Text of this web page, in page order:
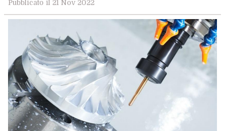
Pubblicato il 21 Nov 2022